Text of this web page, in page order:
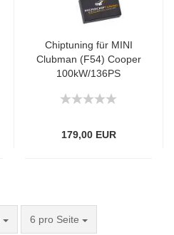
Chiptuning für MINI
Clubman (F54) Cooper
100kW/136PS
179,00 EUR
6 pro Seite